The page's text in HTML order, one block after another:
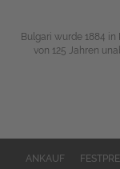
Bulgari wurde 1884
von 125 Jahren
ANKAUF